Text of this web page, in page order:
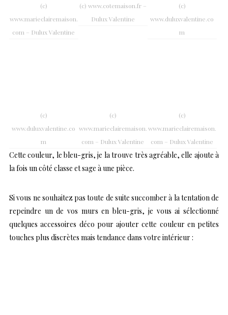
(c)
www.marieclairemaison.
com – Dulux Valentine
(c) www.cotemaison.fr –
Dulux Valentine
(c)
www.duluxvalentine.co
m
(c)
www.duluxvalentine.co
m
(c)
www.marieclairemaison.
com – Dulux Valentine
(c)
www.marieclairemaison.
com – Dulux Valentine
Cette couleur, le bleu-gris, je la trouve très agréable, elle ajoute à
la fois un côté classe et sage à une pièce.
Si vous ne souhaitez pas toute de suite succomber à la tentation de
repeindre un de vos murs en bleu-gris, je vous ai sélectionné
quelques accessoires déco pour ajouter cette couleur en petites
touches plus discrètes mais tendance dans votre intérieur :